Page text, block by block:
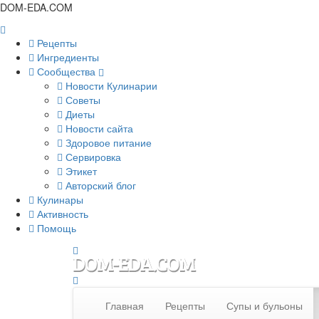
DOM-EDA.COM
Рецепты
Ингредиенты
Сообщества
Новости Кулинарии
Советы
Диеты
Новости сайта
Здоровое питание
Сервировка
Этикет
Авторский блог
Кулинары
Активность
Помощь
Главная Рецепты Супы и бульоны